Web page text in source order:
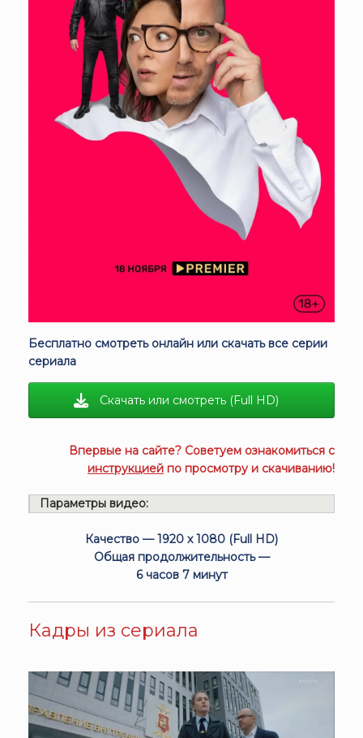
Бесплатно смотреть онлайн или скачать все серии
сериала
Скачать или смотреть (Full HD)
Впервые на сайте? Советуем ознакомиться с
инструкцией по просмотру и скачиванию!
Параметры видео:
Качество — 1920 x 1080 (Full HD)
Общая продолжительность —
6 часов 7 минут
Кадры из сериала